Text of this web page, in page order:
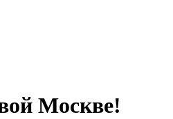
Москве!